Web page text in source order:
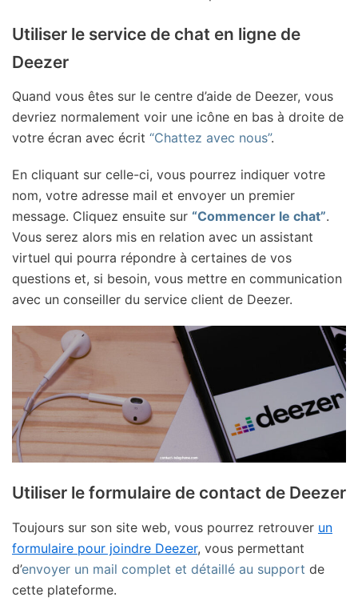
Utiliser le service de chat en ligne de
Deezer
Quand vous êtes sur le centre d’aide de Deezer, vous
devriez normalement voir une icône en bas à droite de
votre écran avec écrit “Chattez avec nous”.
En cliquant sur celle-ci, vous pourrez indiquer votre
nom, votre adresse mail et envoyer un premier
message. Cliquez ensuite sur “Commencer le chat”.
Vous serez alors mis en relation avec un assistant
virtuel qui pourra répondre à certaines de vos
questions et, si besoin, vous mettre en communication
avec un conseiller du service client de Deezer.
Utiliser le formulaire de contact de Deezer
Toujours sur son site web, vous pourrez retrouver un
formulaire pour joindre Deezer, vous permettant
d’envoyer un mail complet et détaillé au support de
cette plateforme.